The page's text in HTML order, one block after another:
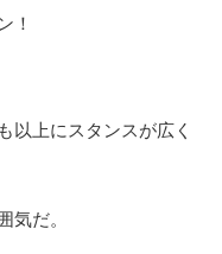
！
以上にスタンスが広く
気だ。